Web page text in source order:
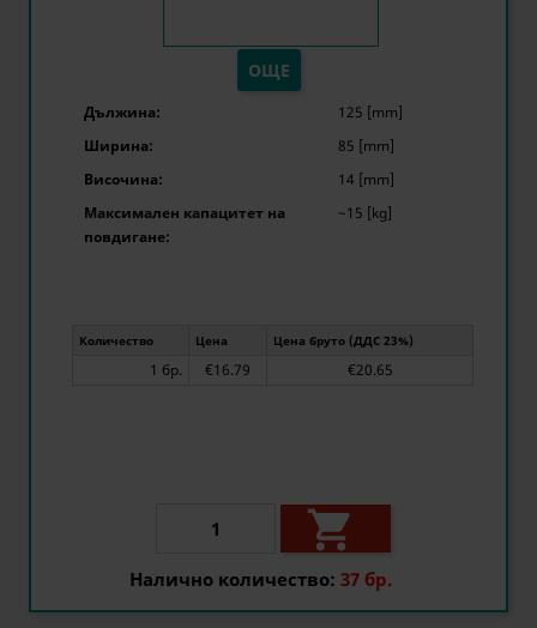
ОЩЕ
Дължина:
125 [mm]
Ширина:
85 [mm]
Височина:
14 [mm]
Максимален капацитет на
повдигане:
~15 [kg]
Количество Цена Цена бруто (ДДС 23%)
1 бр. €16.79 €20.65

Налично количество: 37 бр.